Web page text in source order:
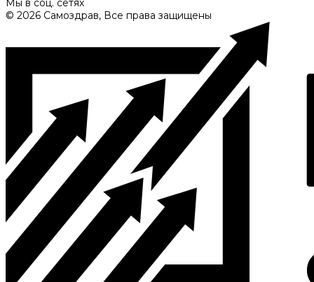
© 2026 Самоздрав, Все права защищены